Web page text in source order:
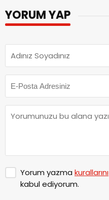
YORUM YAP
Yorum yazma kurallarını
kabul ediyorum.